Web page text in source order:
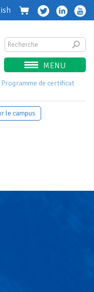
MENU
Programme de certificat
le campus